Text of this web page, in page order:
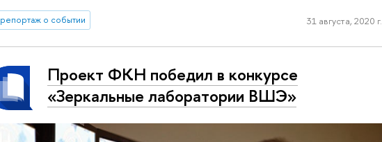
репортаж о событии 31 августа, 2020 г.
Проект ФКН победил в конкурсе
«Зеркальные лаборатории ВШЭ»